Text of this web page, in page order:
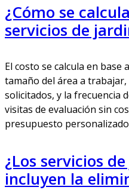
¿Cómo se
servicios de
El costo se calcula en
tamaño del área a
solicitados, y la frecuencia
visitas de evaluación sin
presupuesto
¿Los servicios
incluyen la